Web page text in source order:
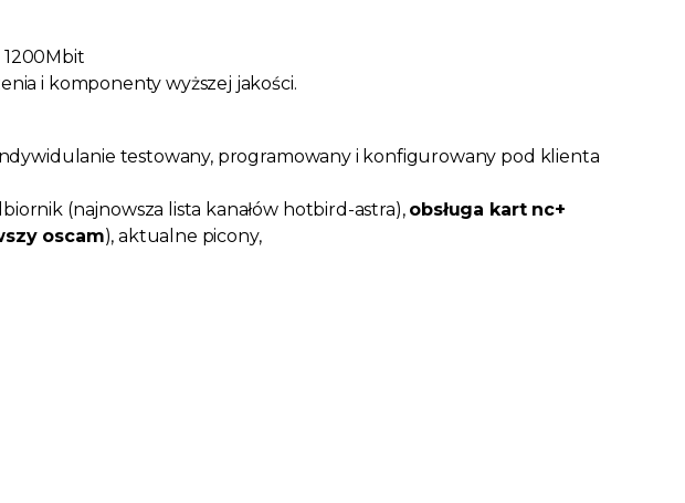
i komponenty wyższej jakości.
testowany, programowany i konfigurowany pod klienta
(najnowsza lista kanałów hotbird-astra), obsługa kart nc+
oscam), aktualne picony,